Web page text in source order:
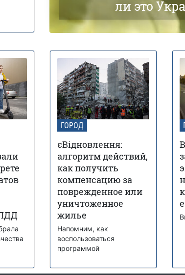
ли это
ГОРОД
єВідновлення:
алгоритм действий,
как получить
компенсацию за
поврежденное или
уничтоженное
жилье
Напомним, как
воспользоваться
программой